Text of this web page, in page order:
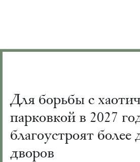
Для борьбы с
парковкой в 2027
благоустроят более
дворов